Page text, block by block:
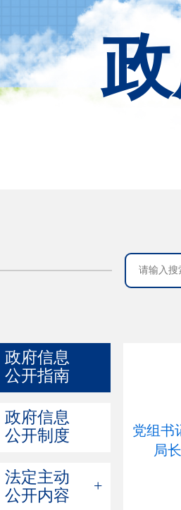
政府信息
公开指南
政府信息
公开制度
法定主动
公开内容